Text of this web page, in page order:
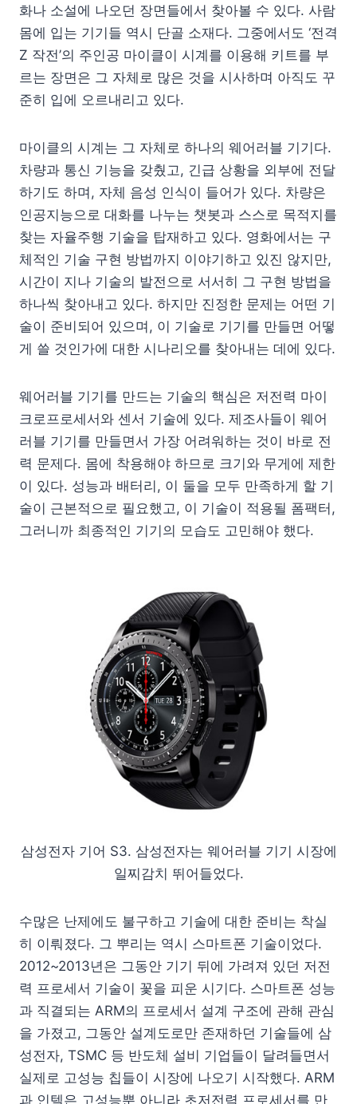
화나 소설에 나오던 장면들에서 찾아볼 수 있다. 사람
몸에 입는 기기들 역시 단골 소재다. 그중에서도 ‘전격
Z 작전’의 주인공 마이클이 시계를 이용해 키트를 부
르는 장면은 그 자체로 많은 것을 시사하며 아직도 꾸
준히 입에 오르내리고 있다.
마이클의 시계는 그 자체로 하나의 웨어러블 기기다.
차량과 통신 기능을 갖췄고, 긴급 상황을 외부에 전달
하기도 하며, 자체 음성 인식이 들어가 있다. 차량은
인공지능으로 대화를 나누는 챗봇과 스스로 목적지를
찾는 자율주행 기술을 탑재하고 있다. 영화에서는 구
체적인 기술 구현 방법까지 이야기하고 있진 않지만,
시간이 지나 기술의 발전으로 서서히 그 구현 방법을
하나씩 찾아내고 있다. 하지만 진정한 문제는 어떤 기
술이 준비되어 있으며, 이 기술로 기기를 만들면 어떻
게 쓸 것인가에 대한 시나리오를 찾아내는 데에 있다.
웨어러블 기기를 만드는 기술의 핵심은 저전력 마이
크로프로세서와 센서 기술에 있다. 제조사들이 웨어
러블 기기를 만들면서 가장 어려워하는 것이 바로 전
력 문제다. 몸에 착용해야 하므로 크기와 무게에 제한
이 있다. 성능과 배터리, 이 둘을 모두 만족하게 할 기
술이 근본적으로 필요했고, 이 기술이 적용될 폼팩터,
그러니까 최종적인 기기의 모습도 고민해야 했다.
삼성전자 기어 S3. 삼성전자는 웨어러블 기기 시장에
일찌감치 뛰어들었다.
수많은 난제에도 불구하고 기술에 대한 준비는 착실
히 이뤄졌다. 그 뿌리는 역시 스마트폰 기술이었다.
2012~2013년은 그동안 기기 뒤에 가려져 있던 저전
력 프로세서 기술이 꽃을 피운 시기다. 스마트폰 성능
과 직결되는 ARM의 프로세서 설계 구조에 관해 관심
을 가졌고, 그동안 설계도로만 존재하던 기술들에 삼
성전자, TSMC 등 반도체 설비 기업들이 달려들면서
실제로 고성능 칩들이 시장에 나오기 시작했다. ARM
과 인텔은 고성능뿐 아니라 초저전력 프로세서를 만